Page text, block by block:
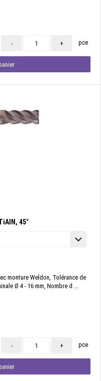
- + pce
45°
monture Weldon, Tolérance de
Ø 4 - 16 mm, Nombre d ...
- + pce